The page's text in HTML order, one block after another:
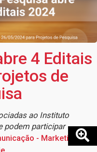
4 Editais
de
ao Instituto
podem participar
- Marketing